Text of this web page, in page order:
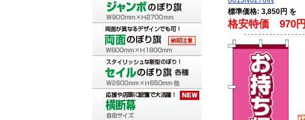
標準価格: 3,850円 を
格安特価 970円